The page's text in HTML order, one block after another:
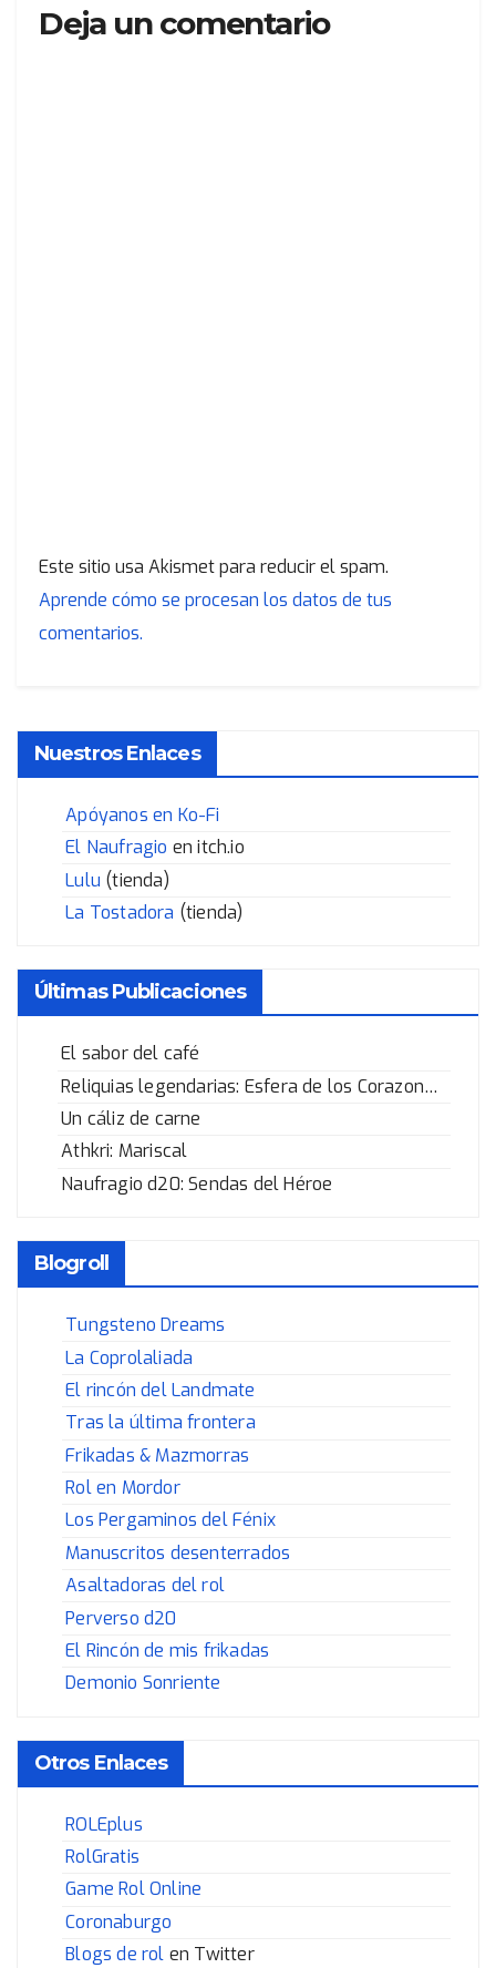
Deja un comentario
Este sitio usa Akismet para reducir el spam.
Aprende cómo se procesan los datos de tus
comentarios.
Nuestros Enlaces
Apóyanos en Ko-Fi
El Naufragio en itch.io
Lulu (tienda)
La Tostadora (tienda)
Últimas Publicaciones
El sabor del café
Reliquias legendarias: Esfera de los Corazones Rotos
Un cáliz de carne
Athkri: Mariscal
Naufragio d20: Sendas del Héroe
Blogroll
Tungsteno Dreams
La Coprolaliada
El rincón del Landmate
Tras la última frontera
Frikadas & Mazmorras
Rol en Mordor
Los Pergaminos del Fénix
Manuscritos desenterrados
Asaltadoras del rol
Perverso d20
El Rincón de mis frikadas
Demonio Sonriente
Otros Enlaces
ROLEplus
RolGratis
Game Rol Online
Coronaburgo
Blogs de rol en Twitter